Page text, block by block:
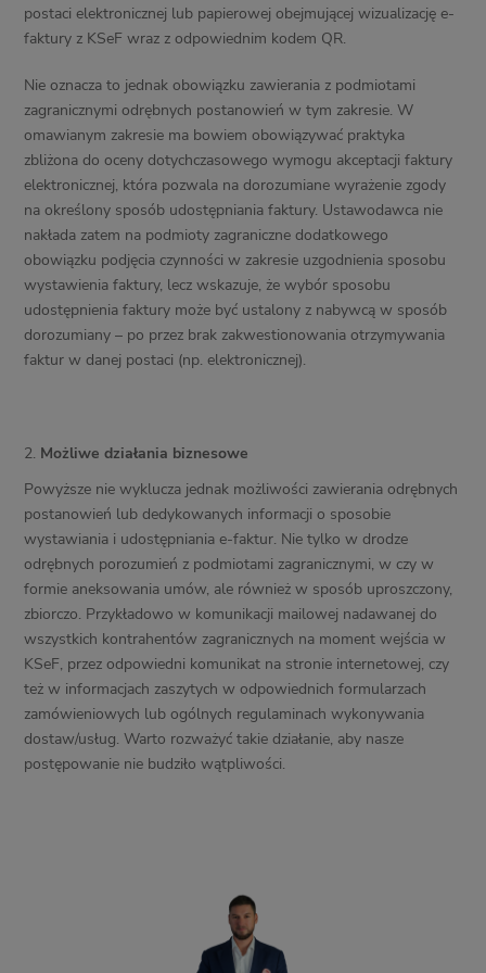
postaci elektronicznej lub papierowej obejmującej wizualizację e-
faktury z KSeF wraz z odpowiednim kodem QR.
Nie oznacza to jednak obowiązku zawierania z podmiotami
zagranicznymi odrębnych postanowień w tym zakresie. W
omawianym zakresie ma bowiem obowiązywać praktyka
zbliżona do oceny dotychczasowego wymogu akceptacji faktury
elektronicznej, która pozwala na dorozumiane wyrażenie zgody
na określony sposób udostępniania faktury. Ustawodawca nie
nakłada zatem na podmioty zagraniczne dodatkowego
obowiązku podjęcia czynności w zakresie uzgodnienia sposobu
wystawienia faktury, lecz wskazuje, że wybór sposobu
udostępnienia faktury może być ustalony z nabywcą w sposób
dorozumiany – po przez brak zakwestionowania otrzymywania
faktur w danej postaci (np. elektronicznej).
Możliwe działania biznesowe
Powyższe nie wyklucza jednak możliwości zawierania odrębnych
postanowień lub dedykowanych informacji o sposobie
wystawiania i udostępniania e-faktur. Nie tylko w drodze
odrębnych porozumień z podmiotami zagranicznymi, w czy w
formie aneksowania umów, ale również w sposób uproszczony,
zbiorczo. Przykładowo w komunikacji mailowej nadawanej do
wszystkich kontrahentów zagranicznych na moment wejścia w
KSeF, przez odpowiedni komunikat na stronie internetowej, czy
też w informacjach zaszytych w odpowiednich formularzach
zamówieniowych lub ogólnych regulaminach wykonywania
dostaw/usług. Warto rozważyć takie działanie, aby nasze
postępowanie nie budziło wątpliwości.